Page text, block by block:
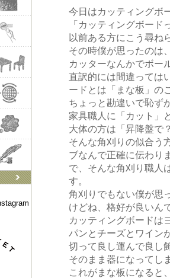
です
今日はカッティングボ
「カッティングボード
以前ある方にこう尋ね
その時僕が思ったのは
カッターなんかでボー
直訳的には間違っては
ードとは「まな板」の
ちょっと勘違いで恥ず
家具職人に「カット」
大体の方は「昇降盤で
そんな角刈りの似合う
ブなんで正確に伝わり
で、そんな角刈り職人
す。
角刈りでもない僕が思
けどね、格好が良いん
カッティングボードは
パンとチーズとワイン
切って良し運んで良し
そのまま器になってし
これがまな板になると